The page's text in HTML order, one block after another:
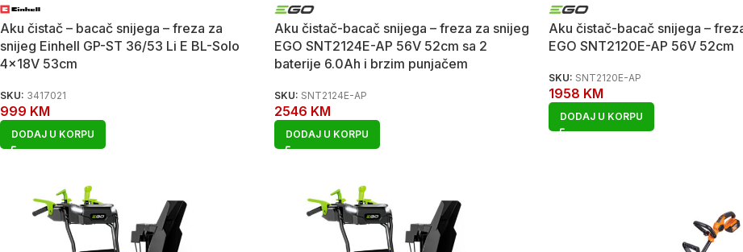
Aku čistač – bacač snijega – freza za
snijeg Einhell GP-ST 36/53 Li E BL-Solo
4x18V 53cm
SKU: 3417021
999 KM
DODAJ U KORPU
Aku čistač-bacač snijega – freza za snijeg
EGO SNT2124E-AP 56V 52cm sa 2
baterije 6.0Ah i brzim punjačem
SKU: SNT2124E-AP
2546 KM
DODAJ U KORPU
Aku čistač-bacač snijega –
EGO SNT2120E-AP 56V 52cm
SKU: SNT2120E-AP
1958 KM
DODAJ U KORPU